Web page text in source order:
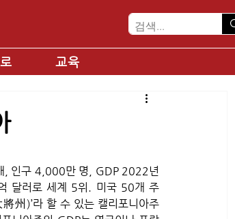
교육
, 인구 4,000만 명, GDP 2022년
달러로 세계 5위. 미국 50개 주
將州)’라 할 수 있는 캘리포니아주